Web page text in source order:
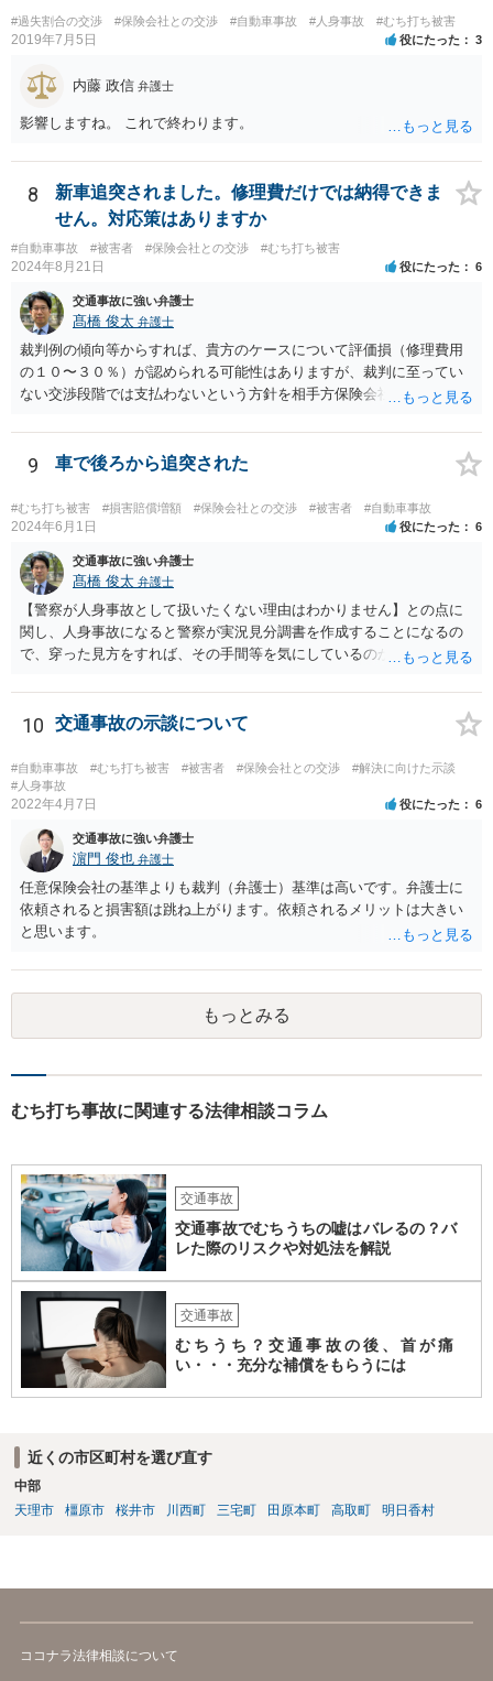
#過失割合の交渉 #保険会社との交渉 #自動車事故 #人身事故 #むち打ち被害
2019年7月5日 役にたった 3
内藤 政信 弁護士
影響しますね。 これで終わります。
8
新車追突されました。修理費だけでは納得できま
せん。対応策はありますか
#自動車事故 #被害者 #保険会社との交渉 #むち打ち被害
2024年8月21日 役にたった 6
交通事故に強い弁護士
髙橋 俊太 弁護士
裁判例の傾向等からすれば、貴方のケースについて評価損（修理費用
の１０〜３０％）が認められる可能性はありますが、裁判に至ってい
ない交渉段階では支払わないという方針を相手方保険会社が貫く可能
9 車で後ろから追突された
#むち打ち被害 #損害賠償増額 #保険会社との交渉 #被害者 #自動車事故
2024年6月1日 役にたった 6
交通事故に強い弁護士
髙橋 俊太 弁護士
【警察が人身事故として扱いたくない理由はわかりません】との点に
関し、人身事故になると警察が実況見分調書を作成することになるの
で、穿った見方をすれば、その手間等を気にしているのかもしれませ
する方が適切だと思います。人身事故にしたからといって、相手方の
罪責等がそれだけで重くなるわけではありません。
10 交通事故の示談について
#自動車事故 #むち打ち被害 #被害者 #保険会社との交渉
#解決に向けた示談
#人身事故
2022年4月7日 役にたった 6
交通事故に強い弁護士
濵門 俊也 弁護士
任意保険会社の基準よりも裁判（弁護士）基準は高いです。弁護士に
依頼されると損害額は跳ね上がります。依頼されるメリットは大きい
と思います。
もっとみる
むち打ち事故に関連する法律相談コラム
交通事故
交通事故でむちうちの嘘はバレるの？バ
レた際のリスクや対処法を解説
交通事故
むちうち？交通事故の後、首が痛
い・・・充分な補償をもらうには
近くの市区町村を選び直す
中部
天理市
橿原市 桜井市 川西町 三宅町 田原本町 高取町 明日香村
ココナラ法律相談について